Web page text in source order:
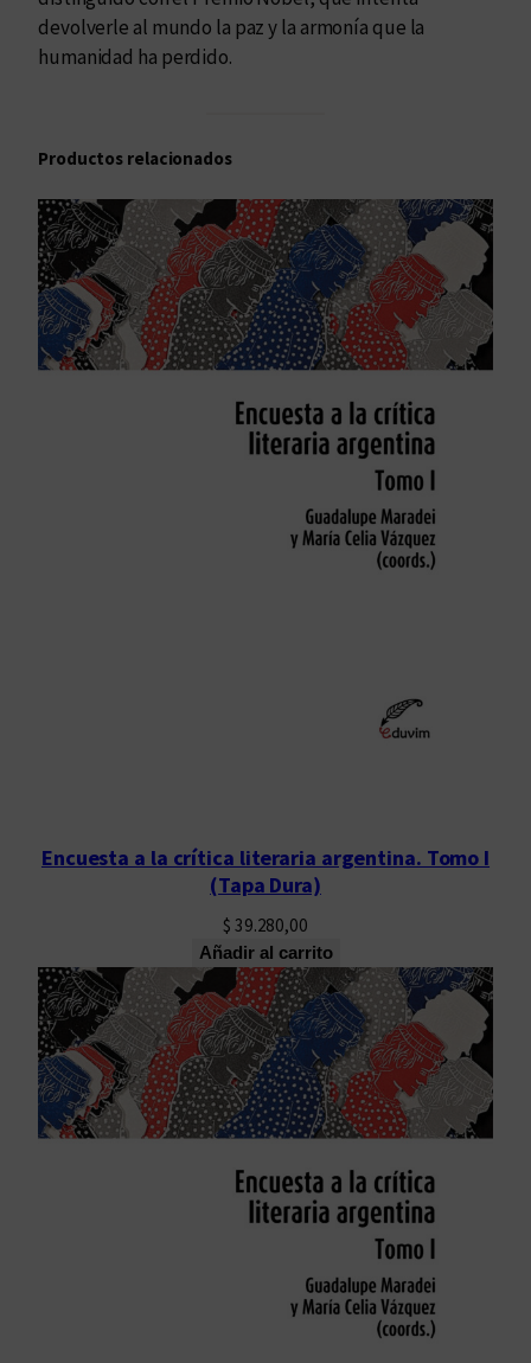
a
n
t
a
devolverle al mundo la paz y la armonía que la
humanidad ha perdido.
Productos relacionados
Encuesta a la crítica literaria argentina. Tomo I
(Tapa Dura)
$ 39.280,00
Añadir al carrito